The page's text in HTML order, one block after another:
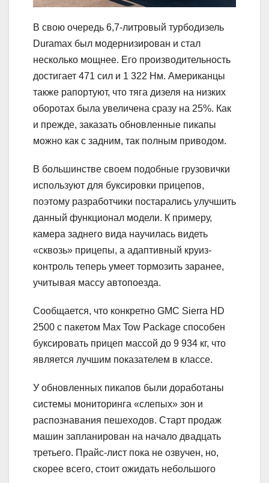
В свою очередь 6,7-литровый турбодизель
Duramax был модернизирован и стал
несколько мощнее. Его производительность
достигает 471 сил и 1 322 Нм. Американцы
также рапортуют, что тяга дизеля на низких
оборотах была увеличена сразу на 25%. Как
и прежде, заказать обновленные пикапы
можно как с задним, так полным приводом.
В большинстве своем подобные грузовички
используют для буксировки прицепов,
поэтому разработчики постарались улучшить
данный функционал модели. К примеру,
камера заднего вида научилась видеть
«сквозь» прицепы, а адаптивный круиз-
контроль теперь умеет тормозить заранее,
учитывая массу автопоезда.
Сообщается, что конкретно GMC Sierra HD
2500 с пакетом Max Tow Package способен
буксировать прицеп массой до 9 934 кг, что
является лучшим показателем в классе.
У обновленных пикапов были доработаны
системы мониторинга «слепых» зон и
распознавания пешеходов. Старт продаж
машин запланирован на начало двадцать
третьего. Прайс-лист пока не озвучен, но,
скорее всего, стоит ожидать небольшого